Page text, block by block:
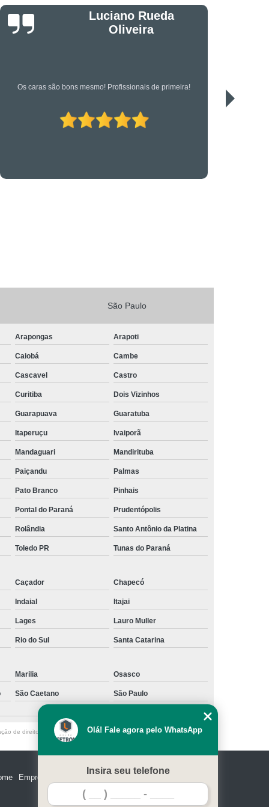
em Suportes para CFTV
Jonas
Serviço de qualidade!
São Paulo
Arapongas Arapoti
Caiobá Cambe
Cascavel Castro
Curitiba Dois Vizinhos
Guarapuava Guaratuba
Itaperuçu Ivaiporã
Mandaguari Mandirituba
Paiçandu Palmas
Pato Branco Pinhais
Pontal do Paraná Prudentópolis
Rolândia Santo Antônio da Platina
Toledo PR Tunas do Paraná
Caçador Chapecó
Indaial Itajai
Lages Lauro Muller
Rio do Sul Santa Catarina
Marilia Osasco
São Caetano
São Paulo
de direito autoral – artigo 184 do Código Penal –Lei 9610/98 - Lei de
Empresa
Olá! Fale agora pelo WhatsApp
Insira seu telefone